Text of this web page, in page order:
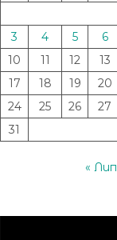
3
4 5 6
10
11 12 13
17
18 19 20
24
25 26 27
31
« Лип